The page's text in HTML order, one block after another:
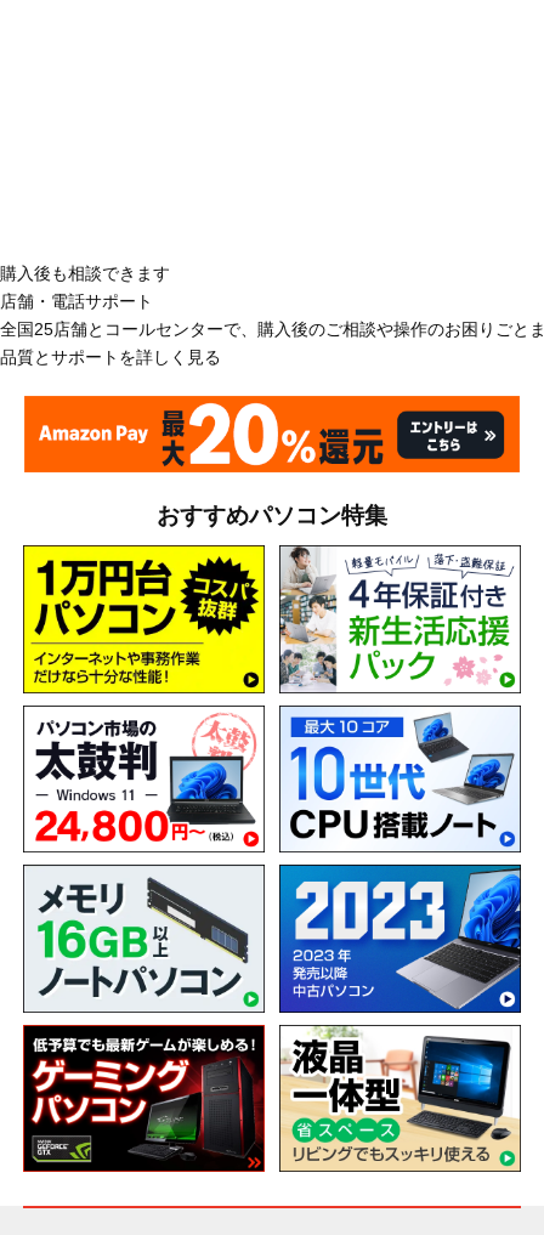
購入後も相談できます
店舗・電話サポート
全国25店舗とコールセンターで、購入後のご相談や操作のお困りごと
品質とサポートを詳しく見る
おすすめパソコン特集